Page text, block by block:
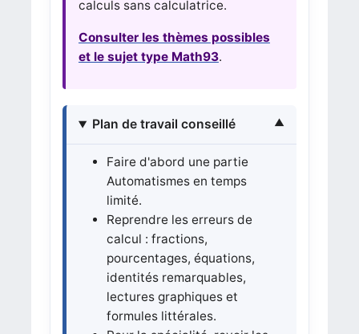
calculs sans calculatrice.
Consulter les thèmes possibles
et le sujet type Math93.
Plan de travail conseillé
Faire d'abord une partie
Automatismes en temps
limité.
Reprendre les erreurs de
calcul : fractions,
pourcentages, équations,
identités remarquables,
lectures graphiques et
formules littérales.